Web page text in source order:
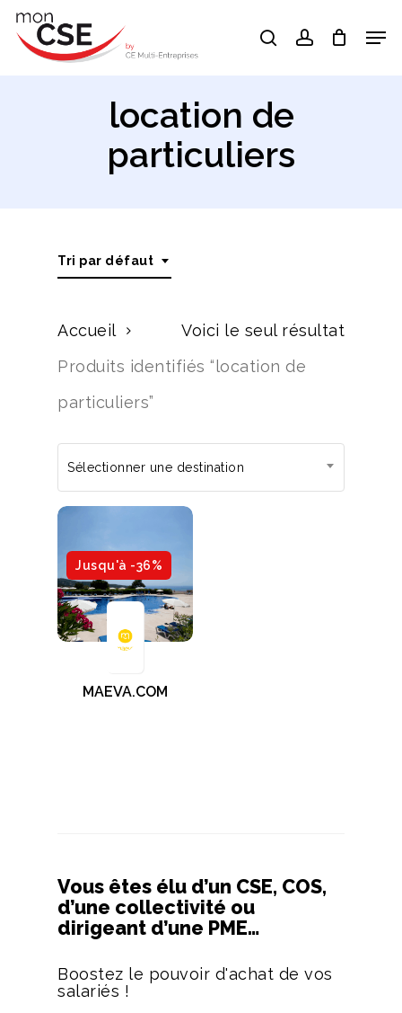
Skip
searchaccount
location de
particuliers
Tri par défaut
Voici le seul résultat
Accueil
Produits identifiés “location de
particuliers”
Sélectionner une destination
Jusqu'à -36%
MAEVA.COM
Vous êtes élu d’un CSE, COS,
d’une collectivité ou
dirigeant d’une PME…
Boostez le pouvoir d'achat de vos
salariés !